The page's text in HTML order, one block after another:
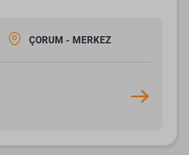
ÇORUM - MERKEZ